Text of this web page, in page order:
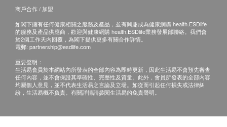
無次數限制
商戶合作 / 加盟
如閣下擁有任何健康相關之服務及產品，並有興趣成為健康網購 health.ESDlife
的服務及產品供應商，歡迎與健康網購 health.ESDlife業務發展部聯絡。我們會
於2個工作天內回覆，為閣下提供更多有關合作詳情。
電郵: partnership@esdlife.com
重要聲明：
生活易會員於本網站內所發表的全部內容為即時更新，因此生活易不會預先審查
任何內容，並不會保證其準確性、完整性及質量。此外，會員所發表的全部內容
均屬個人意見，並不代表生活易之言論及立場。如從而引起任何損失或法律糾
紛，生活易概不負責。有關詳情請參閱生活易的免責聲明。